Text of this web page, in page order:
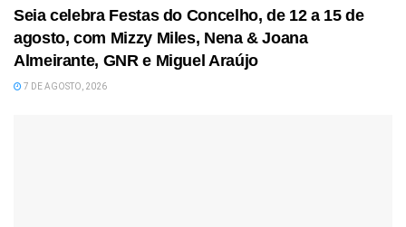
Seia celebra Festas do Concelho, de 12 a 15 de
agosto, com Mizzy Miles, Nena & Joana
Almeirante, GNR e Miguel Araújo
7 DE AGOSTO, 2026